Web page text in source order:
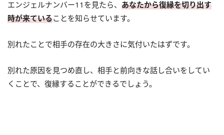
エンジェルナンバー11を見たら、 あなたから復縁を切り出す
時が来ていることを知らせています。
別れたことで相手の存在の大きさに気付いたはずです。
別れた原因を見つめ直し、相手と前向きな話し合いをしてい
くことで、復縁することができるでしょう。